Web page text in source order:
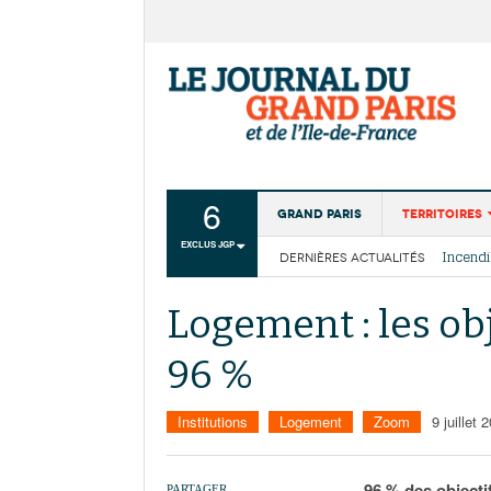
6
EXCLUS JGP
Grand Paris Territoires
Institutions
DERNIÈRES ACTUALITÉS
La
Logement : les
96 %
Institutions Logement Zoom 9 juillet